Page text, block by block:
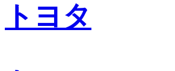
トヨタ